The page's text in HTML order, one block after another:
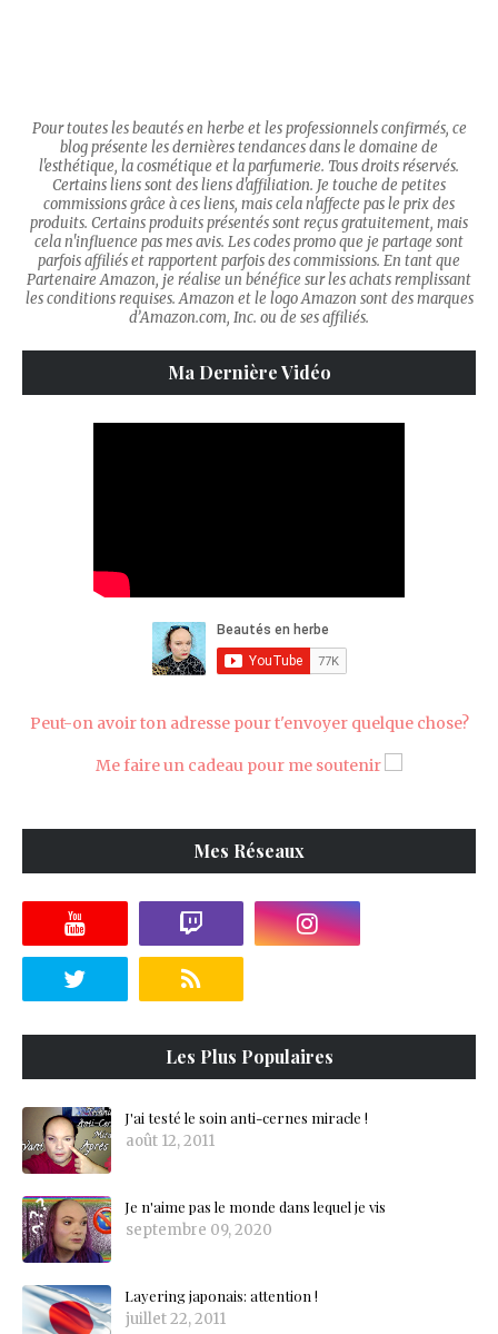
Pour toutes les beautés en herbe et les professionnels confirmés, ce
blog présente les dernières tendances dans le domaine de
l'esthétique, la cosmétique et la parfumerie. Tous droits réservés.
Certains liens sont des liens d'affiliation. Je touche de petites
commissions grâce à ces liens, mais cela n'affecte pas le prix des
produits. Certains produits présentés sont reçus gratuitement, mais
cela n'influence pas mes avis. Les codes promo que je partage sont
parfois affiliés et rapportent parfois des commissions. En tant que
Partenaire Amazon, je réalise un bénéfice sur les achats remplissant
les conditions requises. Amazon et le logo Amazon sont des marques
d’Amazon.com, Inc. ou de ses affiliés.
Ma Dernière Vidéo
Peut-on avoir ton adresse pour t'envoyer quelque chose?
Me faire un cadeau pour me soutenir
Mes Réseaux
Les Plus Populaires
J'ai testé le soin anti-cernes miracle !
août 12, 2011
Je n'aime pas le monde dans lequel je vis
septembre 09, 2020
Layering japonais: attention !
juillet 22, 2011